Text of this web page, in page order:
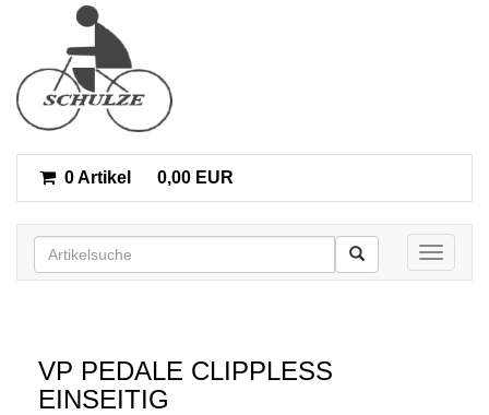
0 Artikel 0,00 EUR
Toggle
VP PEDALE CLIPPLESS
EINSEITIG